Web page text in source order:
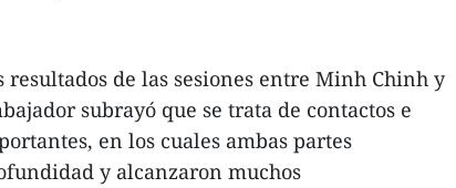
de las sesiones entre Minh Chinh y
subrayó que se trata de contactos e
en los cuales ambas partes
y alcanzaron muchos